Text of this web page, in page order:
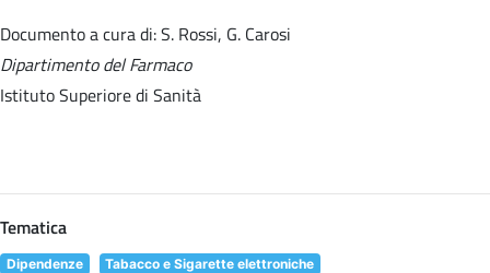
Documento a cura di: S. Rossi, G. Carosi
Dipartimento del Farmaco
Istituto Superiore di Sanità
Tematica
Dipendenze Tabacco e Sigarette elettroniche